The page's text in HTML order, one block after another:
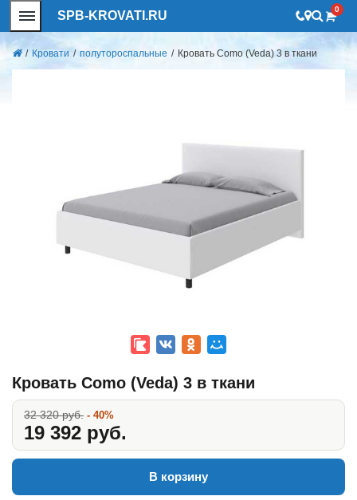
SPB-KROVATI.RU 0
/ Кровати / полутороспальные / Кровать Como (Veda) 3 в ткани
Кровать Como (Veda) 3 в ткани
32 320 руб. - 40%
19 392 руб.
В корзину